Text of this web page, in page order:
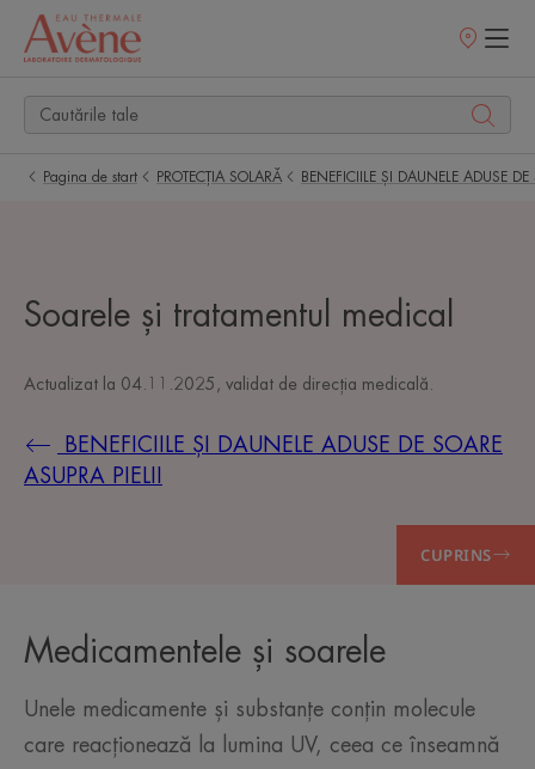
Retailerii
Pagina de start PROTECȚIA SOLARĂ BENEFICIILE ȘI DAUNELE ADUSE DE
Soarele și tratamentul medical
Actualizat la 04.11.2025 , validat de direcția medicală
BENEFICIILE ȘI DAUNELE ADUSE DE SOARE
ASUPRA PIELII
CUPRINS
Medicamentele și soarele
Unele medicamente și substanțe conțin molecule
care reacționează la lumina UV, ceea ce înseamnă